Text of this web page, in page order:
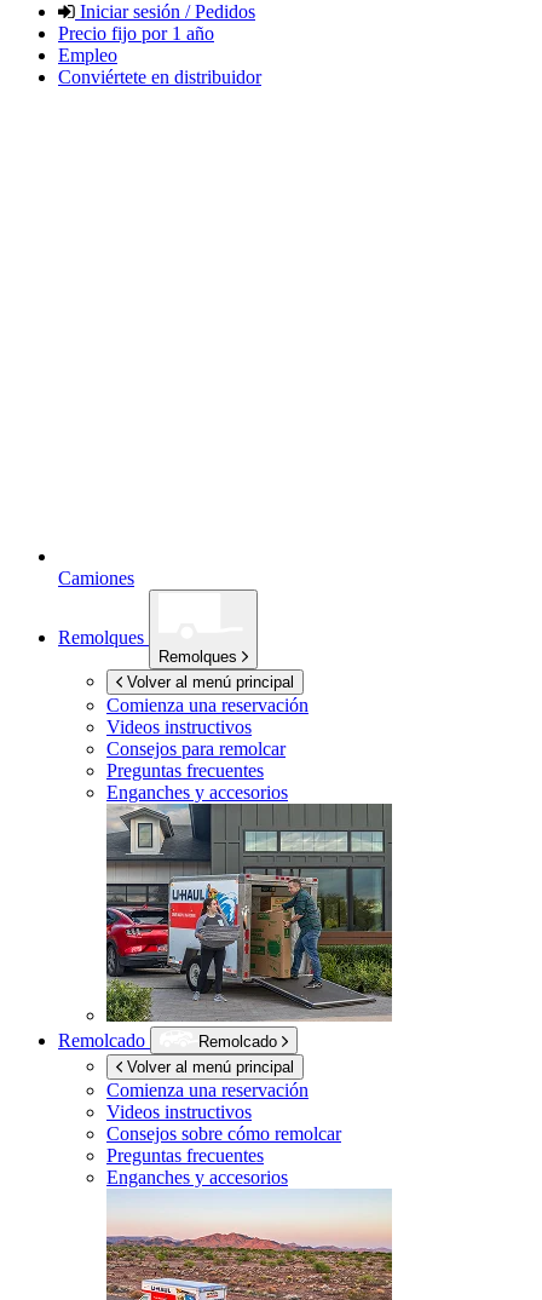
Iniciar sesión / Pedidos
Precio fijo por 1 año
Empleo
Conviértete en distribuidor
Camiones
Remolques
Remolques
Volver al menú principal
Comienza una reservación
Videos instructivos
Consejos para remolcar
Preguntas frecuentes
Enganches y accesorios
Remolcado
Remolcado
Volver al menú principal
Comienza una reservación
Videos instructivos
Consejos sobre cómo remolcar
Preguntas frecuentes
Enganches y accesorios